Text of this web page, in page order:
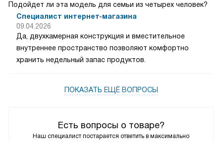
Есть вопросы о товаре?
Наш специалист постарается ответить в максимально
Подойдет ли эта модель для семьи из четырех человек?
Специалист интернет-магазина
09.04.2026
Да, двухкамерная конструкция и вместительное
внутреннее пространство позволяют комфортно
хранить недельный запас продуктов.
ПОКАЗАТЬ ЕЩЁ ВОПРОСЫ